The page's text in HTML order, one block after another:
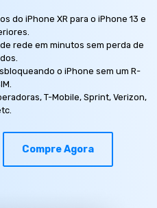
do iPhone XR para o iPhone 13 e
rede em minutos sem perda de
o iPhone sem um R-
T-Mobile, Sprint, Verizon,
Compre Agora